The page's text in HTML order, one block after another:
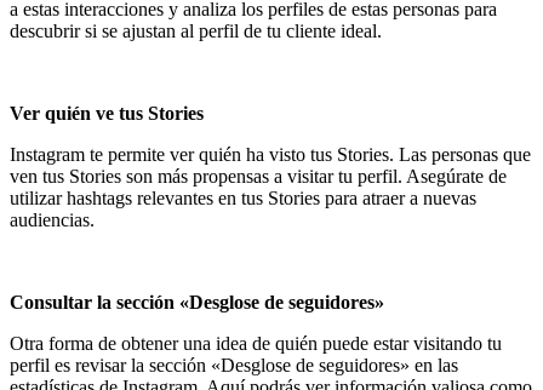
a estas interacciones y analiza los perfiles de estas personas para
descubrir si se ajustan al perfil de tu cliente ideal.
Ver quién ve tus Stories
Instagram te permite ver quién ha visto tus Stories. Las personas que
ven tus Stories son más propensas a visitar tu perfil. Asegúrate de
utilizar hashtags relevantes en tus Stories para atraer a nuevas
audiencias.
Consultar la sección «Desglose de seguidores»
Otra forma de obtener una idea de quién puede estar visitando tu
perfil es revisar la sección «Desglose de seguidores» en las